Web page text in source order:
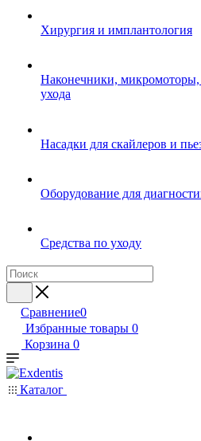
Хирургия и имплантология
Наконечники, микромоторы,
ухода
Насадки для скайлеров и
Оборудование для
Средства по уходу
Сравнение0
Избранные товары 0
Корзина 0
Каталог